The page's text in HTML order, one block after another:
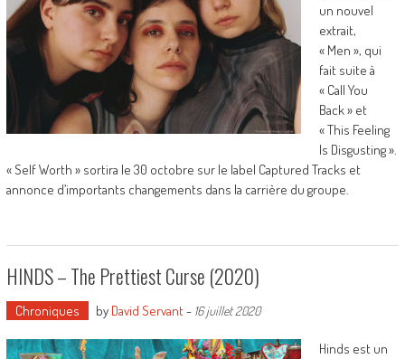
un nouvel
extrait,
« Men », qui
fait suite à
« Call You
Back » et
« This Feeling
Is Disgusting ».
« Self Worth » sortira le 30 octobre sur le label Captured Tracks et
annonce d’importants changements dans la carrière du groupe.
HINDS – The Prettiest Curse (2020)
Chroniques by David Servant- 16 juillet 2020
Hinds est un